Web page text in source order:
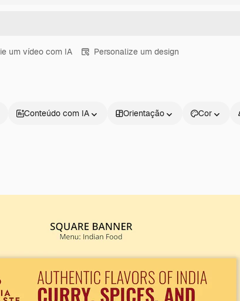
um vídeo com IA Personalize um design
Conteúdo com IA Orientação Cor
você direcionar
de 1 milhão de
empresas,
Spaces
Assistente de IA
Academy
Documentação